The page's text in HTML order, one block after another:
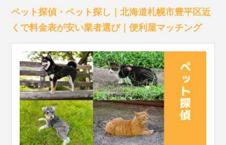
ペット探偵・ペット探し｜北海道札幌市豊平区近
くで料金表が安い業者選び｜便利屋マッチング